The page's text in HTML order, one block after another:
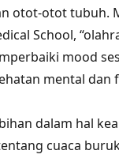
otot-otot tubuh.
School,
mood
mental dan
dalam hal
cuaca